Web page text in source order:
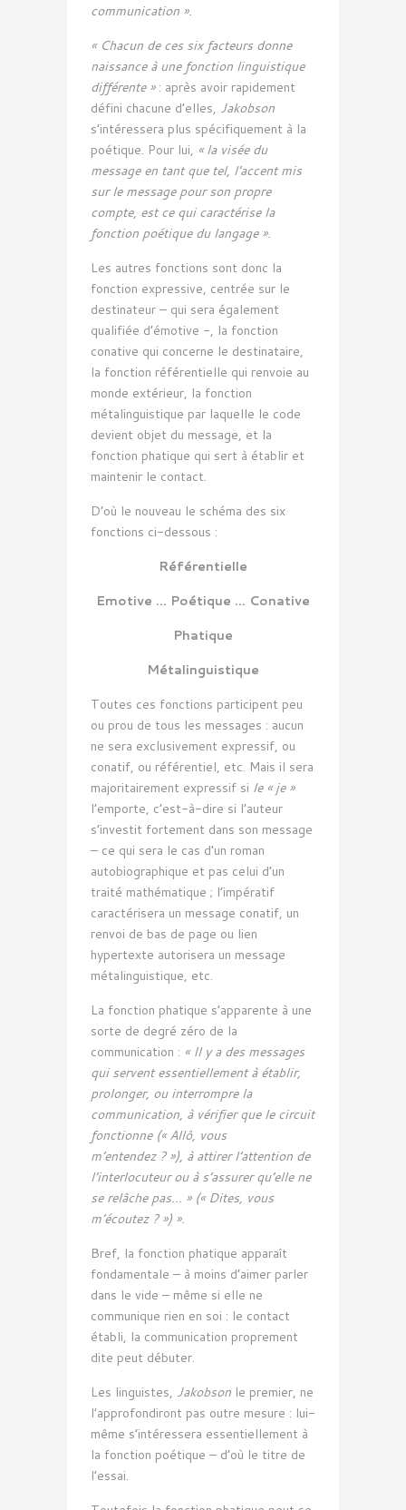
communication ».
« Chacun de ces six facteurs donne
naissance à une fonction linguistique
différente »: après avoir rapidement
défini chacune d’elles, Jakobson
s’intéressera plus spécifiquement à la
poétique. Pour lui, « la visée du
message en tant que tel, l’accent mis
sur le message pour son propre
compte, est ce qui caractérise la
fonction poétique du langage ».
Les autres fonctions sont donc la
fonction expressive, centrée sur le
destinateur – qui sera également
qualifiée d’émotive -, la fonction
conative qui concerne le destinataire,
la fonction référentielle qui renvoie au
monde extérieur, la fonction
métalinguistique par laquelle le code
devient objet du message, et la
fonction phatique qui sert à établir et
maintenir le contact.
D’où le nouveau le schéma des six
fonctions ci-dessous :
Référentielle
Emotive … Poétique … Conative
Phatique
Métalinguistique
Toutes ces fonctions participent peu
ou prou de tous les messages : aucun
ne sera exclusivement expressif, ou
conatif, ou référentiel, etc. Mais il sera
majoritairement expressif si le « je »
l’emporte, c’est-à-dire si l’auteur
s’investit fortement dans son message
– ce qui sera le cas d’un roman
autobiographique et pas celui d’un
traité mathématique ; l’impératif
caractérisera un message conatif, un
renvoi de bas de page ou lien
hypertexte autorisera un message
métalinguistique, etc.
La fonction phatique s’apparente à une
sorte de degré zéro de la
communication : « Il y a des messages
qui servent essentiellement à établir,
prolonger, ou interrompre la
communication, à vérifier que le circuit
fonctionne (« Allô, vous
m’entendez ? »), à attirer l’attention de
l’interlocuteur ou à s’assurer qu’elle ne
se relâche pas… » (« Dites, vous
m’écoutez ? ») ».
Bref, la fonction phatique apparaît
fondamentale – à moins d’aimer parler
dans le vide – même si elle ne
communique rien en soi : le contact
établi, la communication proprement
dite peut débuter.
Les linguistes, Jakobson le premier, ne
l’approfondiront pas outre mesure : lui-
même s’intéressera essentiellement à
la fonction poétique – d’où le titre de
l’essai.